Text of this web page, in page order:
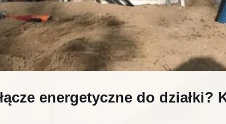
energetyczne do działki?